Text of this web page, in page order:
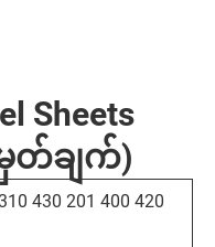
Sheets
တ်ချက်)
430 201 400 420